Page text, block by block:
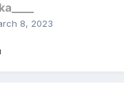
8, 2023